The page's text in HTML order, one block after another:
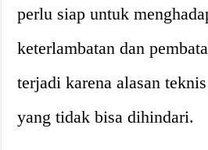
perlu siap untuk
keterlambatan dan
terjadi karena alasan
yang tidak bisa dihindari.